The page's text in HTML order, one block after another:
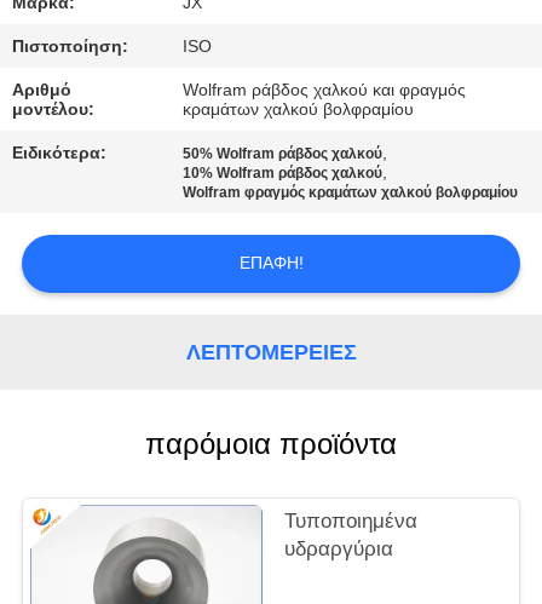
ΕΙΔΉΣΕΙΣ
ΠΕΡΙΠΤΏΣΕΙΣ
ΈΝΑ
ΑΠΌΣΠΑΣΜΑ
PRIVACY
POLICY
Πιστοποίηση: ISO
Αριθμό
μοντέλου:
Wolfram ράβδος χαλκού και φραγμός
κραμάτων χαλκού βολφραμίου
Ειδικότερα: 50% Wolfram ράβδος χαλκού,
10% Wolfram ράβδος χαλκού,
Wolfram φραγμός κραμάτων χαλκού βολφραμίου
ΕΠΑΦΉ!
ΛΕΠΤΟΜΈΡΕΙΕΣ
παρόμοια προϊόντα
Τυποποιημένα
υδραργύρια